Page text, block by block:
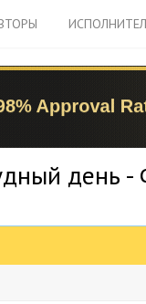
день -